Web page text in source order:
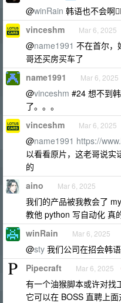
@winRain 韩语也不会啊
vinceshm Mar 6, 2025
@name1991 不在首尔，
哥还买房买车了
name1991 Mar 6, 2025
@vinceshm #24 想不到
了。。。
vinceshm Mar 6, 2025
@name1991 https://
以看看原片，这老哥说实
的
aino Mar 6, 2025
我们的产品被我教会了
教他 python 写自动化 真
winRain Mar 6, 2025
@sty 我们公司在招会韩
Pipecraft Mar 6, 2025
有一个油猴脚本或许对找
它可以在 BOSS 直聘上